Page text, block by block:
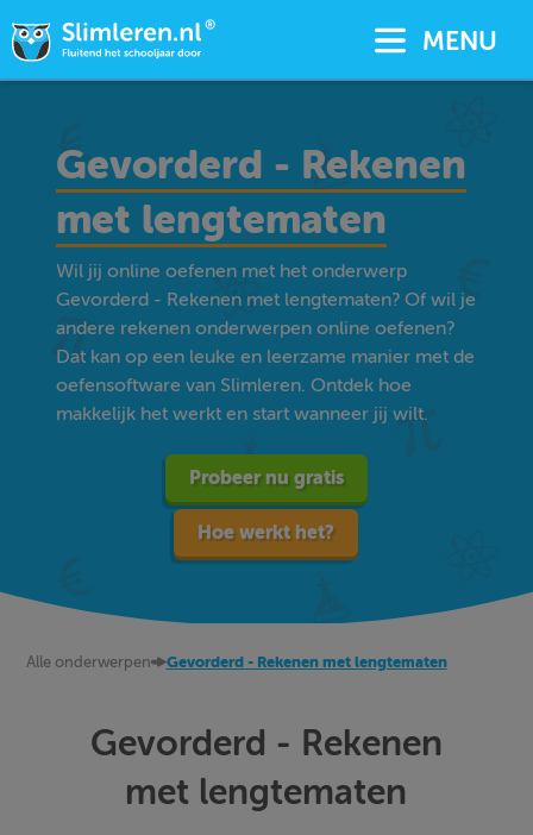
MENU
Gevorderd - Rekenen
met lengtematen
Wil jij online oefenen met het onderwerp
Gevorderd - Rekenen met lengtematen? Of wil je
andere rekenen onderwerpen online oefenen?
Dat kan op een leuke en leerzame manier met de
oefensoftware van Slimleren. Ontdek hoe
makkelijk het werkt en start wanneer jij wilt.
Probeer nu gratis
Hoe werkt het?
Alle onderwerpen Gevorderd - Rekenen met lengtematen
Gevorderd - Rekenen
met lengtematen